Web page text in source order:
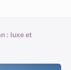
: luxe et